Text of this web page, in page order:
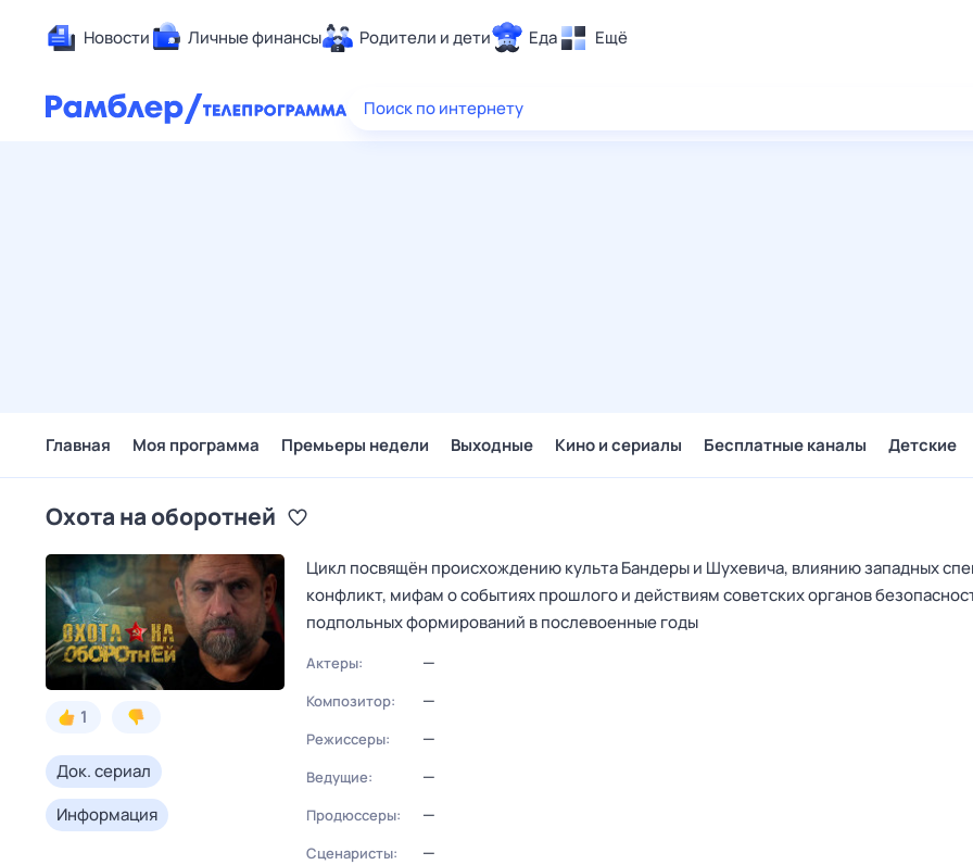
Новости Личные финансы Родители и дети Еда Ещё
Здоровье
Поиск по интернету
Главная Моя программа Премьеры недели Выходные Кино и сериалы Бесплатные каналы Детские
Охота на оборотней
1
Док. сериал
Информация
Цикл посвящён происхождению культа Бандеры и Шухевича, влиянию западных
конфликт, мифам о событиях прошлого и действиям советских органов
подпольных формирований в послевоенные годы
Актеры: —
Композитор: —
Режиссеры: —
Ведущие: —
Продюссеры: —
Сценаристы: —